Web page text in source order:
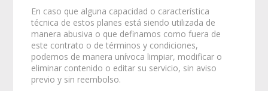
En caso que alguna capacidad o característica
técnica de estos planes está siendo utilizada de
manera abusiva o que definamos como fuera de
este contrato o de términos y condiciones,
podemos de manera unívoca limpiar, modificar o
eliminar contenido o editar su servicio, sin aviso
previo y sin reembolso.